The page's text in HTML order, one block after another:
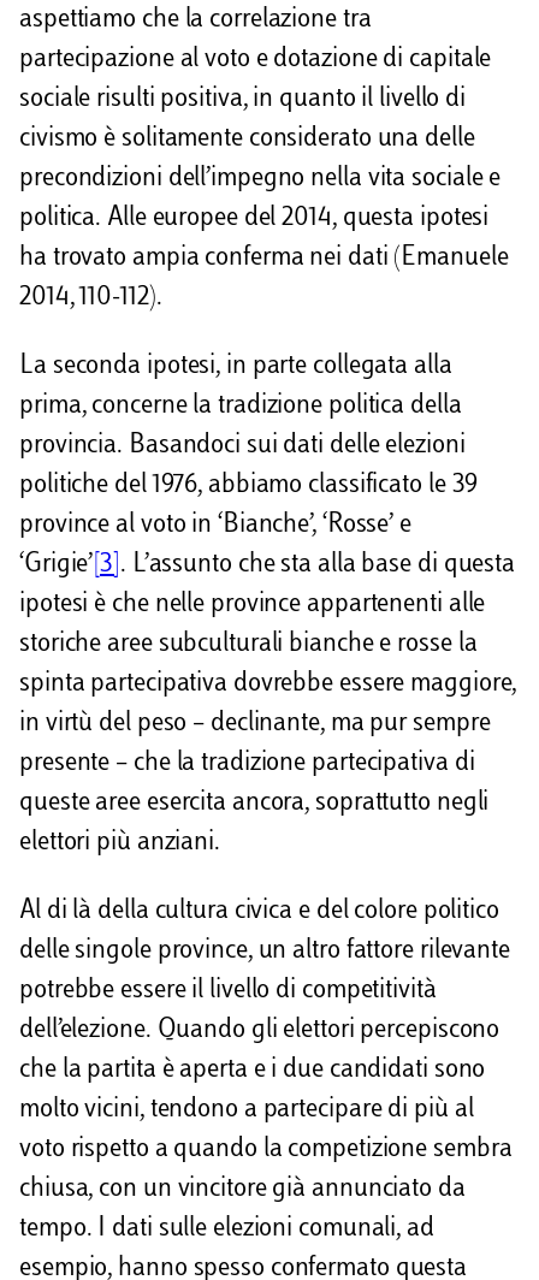
aspettiamo che la correlazione tra
partecipazione al voto e dotazione di capitale
sociale risulti positiva, in quanto il livello di
civismo è solitamente considerato una delle
precondizioni dell’impegno nella vita sociale e
politica. Alle europee del 2014, questa ipotesi
ha trovato ampia conferma nei dati (Emanuele
2014, 110-112).
La seconda ipotesi, in parte collegata alla
prima, concerne la tradizione politica della
provincia. Basandoci sui dati delle elezioni
politiche del 1976, abbiamo classificato le 39
province al voto in ‘Bianche’, ‘Rosse’ e
‘Grigie’ [3] . L’assunto che sta alla base di questa
ipotesi è che nelle province appartenenti alle
storiche aree subculturali bianche e rosse la
spinta partecipativa dovrebbe essere maggiore,
in virtù del peso – declinante, ma pur sempre
presente – che la tradizione partecipativa di
queste aree esercita ancora, soprattutto negli
elettori più anziani.
Al di là della cultura civica e del colore politico
delle singole province, un altro fattore rilevante
potrebbe essere il livello di competitività
dell’elezione. Quando gli elettori percepiscono
che la partita è aperta e i due candidati sono
molto vicini, tendono a partecipare di più al
voto rispetto a quando la competizione sembra
chiusa, con un vincitore già annunciato da
tempo. I dati sulle elezioni comunali, ad
esempio, hanno spesso confermato questa